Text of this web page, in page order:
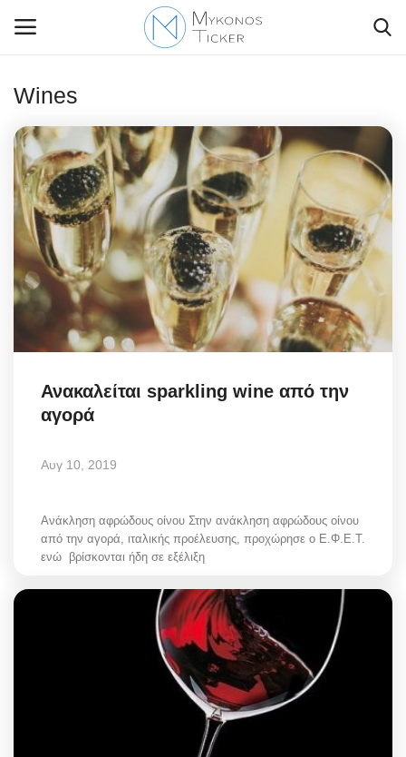
Contact Us
Politique
Business
Travel
World
Greece
Entertainment
Arts & Culture
Mykonos
Wines
Ανακαλείται sparkling wine από την
αγορά
Αυγ 10, 2019
Ανάκληση αφρώδους οίνου Στην ανάκληση αφρώδους οίνου
από την αγορά, ιταλικής προέλευσης, προχώρησε ο Ε.Φ.Ε.Τ.
ενώ βρίσκονται ήδη σε εξέλιξη